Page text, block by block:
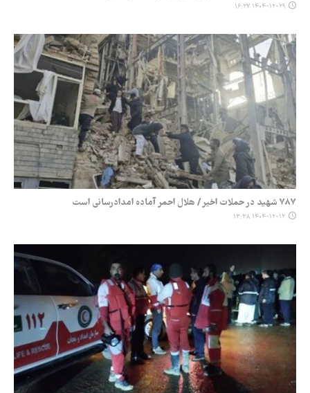
۱۴۰۴-۱۲-۲۹ ۱۶:۲۷
۷۸۷ شهید در حملات اخیر / هلال احمر آماده امدادرسانی است
۱۴۰۴-۱۲-۱۲ ۱۳:۳۸